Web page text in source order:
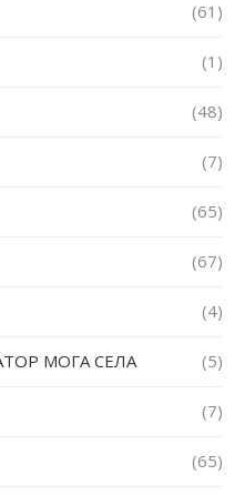
(61)
(1)
(48)
(7)
(65)
(67)
(4)
МОГА СЕЛА (5)
(7)
(65)